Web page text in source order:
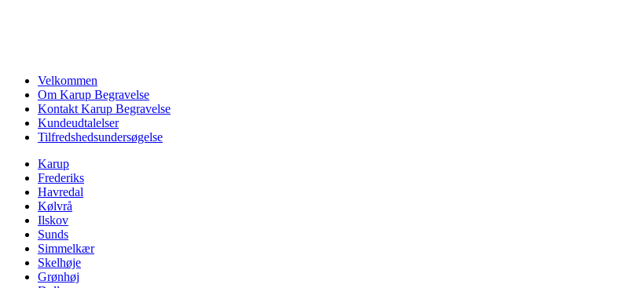
Velkommen
Om Karup Begravelse
Kontakt Karup Begravelse
Kundeudtalelser
Tilfredshedsundersøgelse
Karup
Frederiks
Havredal
Kølvrå
Ilskov
Sunds
Simmelkær
Skelhøje
Grønhøj